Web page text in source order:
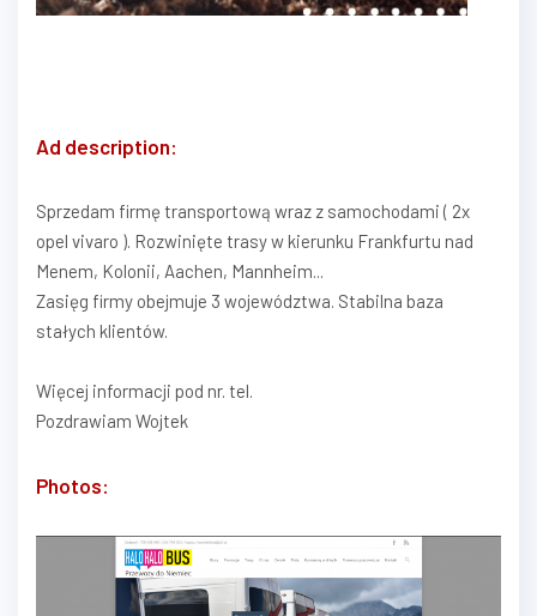
Ad description:
Sprzedam firmę transportową wraz z samochodami ( 2x
opel vivaro ). Rozwinięte trasy w kierunku Frankfurtu nad
Menem, Kolonii, Aachen, Mannheim...
Zasięg firmy obejmuje 3 województwa. Stabilna baza
stałych klientów.
Więcej informacji pod nr. tel.
Pozdrawiam Wojtek
Photos: